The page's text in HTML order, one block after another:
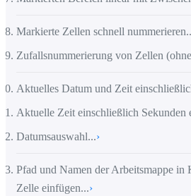
Markierte Zellen schnell
Zufallsnummerierung von Zellen
Aktuelles Datum und Zeit
Aktuelle Zeit einschließlich Sekunden
Datumsauswahl...›
Pfad und Namen der Arbeitsmappe in
Zelle einfügen...›